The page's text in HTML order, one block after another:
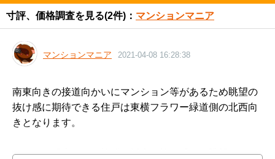
寸評、価格調査を見る(2件)： マンションマニア
マンションマニア 2021-04-08 16:28:38
南東向きの接道向かいにマンション等があるため眺望の
抜け感に期待できる住戸は東横フラワー緑道側の北西向
きとなります。
そのため「南からの抜群の採光＆抜け感ある眺望どちら